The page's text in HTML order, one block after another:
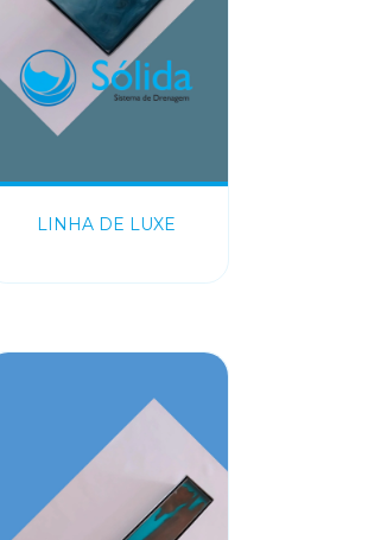
LINHA DE LUXE